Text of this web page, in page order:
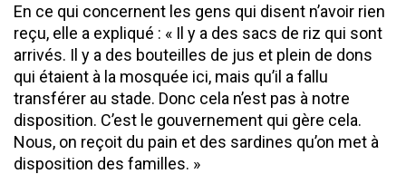
En ce qui concernent les gens qui disent n’avoir rien
reçu, elle a expliqué : « Il y a des sacs de riz qui sont
arrivés. Il y a des bouteilles de jus et plein de dons
qui étaient à la mosquée ici, mais qu’il a fallu
transférer au stade. Donc cela n’est pas à notre
disposition. C’est le gouvernement qui gère cela.
Nous, on reçoit du pain et des sardines qu’on met à
disposition des familles. »